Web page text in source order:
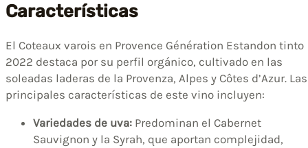
Características
El Coteaux varois en Provence Génération Estandon tinto
2022 destaca por su perfil orgánico, cultivado en las
soleadas laderas de la Provenza, Alpes y Côtes d’Azur. Las
principales características de este vino incluyen:
Variedades de uva: Predominan el Cabernet
Sauvignon y la Syrah, que aportan complejidad,